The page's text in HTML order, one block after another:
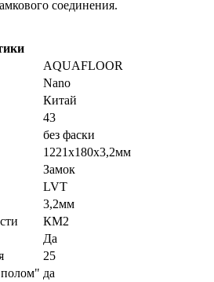
соединения.
AQUAFLOOR
Nano
Китай
43
без фаски
1221х180х3,2мм
Замок
LVT
3,2мм
КМ2
Да
25
да